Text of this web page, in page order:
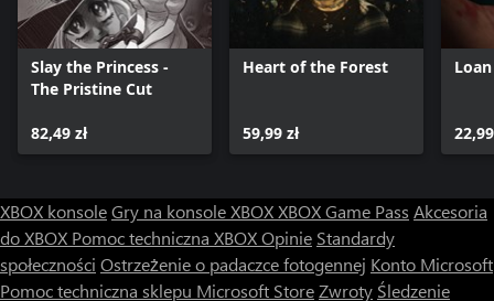
Slay the Princess -
The Pristine Cut
82,49 zł
Heart of the Forest
59,99 zł
XBOX konsoleGry na konsole XBOXXBOX Game Pass Akcesoria
do XBOX Pomoc techniczna XBOXOpinie Standardy
społeczności Ostrzeżenie o padaczce fotogennej Konto Microsoft
Pomoc techniczna sklepu Microsoft StoreZwroty Śledzenie